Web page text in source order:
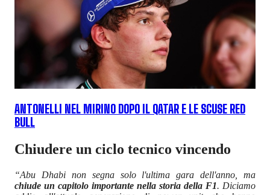
ANTONELLI NEL MIRINO DOPO IL QATAR E LE SCUSE RED
BULL
Chiudere un ciclo tecnico vincendo
“Abu Dhabi non segna solo l'ultima gara dell'anno, ma
chiude un capitolo importante nella storia della F1. Diciamo